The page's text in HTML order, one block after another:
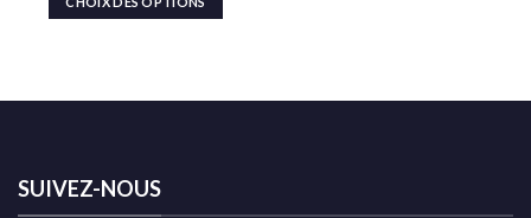
SUIVEZ-NOUS